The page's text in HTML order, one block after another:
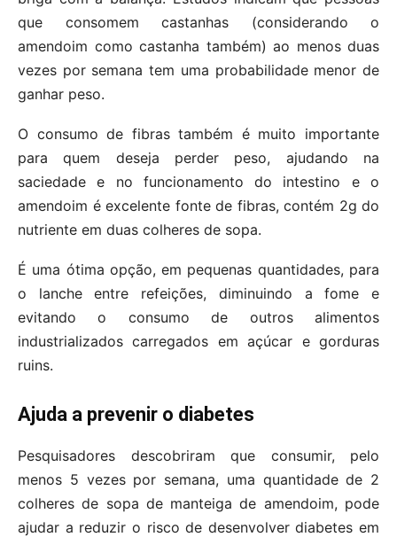
que consomem castanhas (considerando o
amendoim como castanha também) ao menos duas
vezes por semana tem uma probabilidade menor de
ganhar peso.
O consumo de fibras também é muito importante
para quem deseja perder peso, ajudando na
saciedade e no funcionamento do intestino e o
amendoim é excelente fonte de fibras, contém 2g do
nutriente em duas colheres de sopa.
É uma ótima opção, em pequenas quantidades, para
o lanche entre refeições, diminuindo a fome e
evitando o consumo de outros alimentos
industrializados carregados em açúcar e gorduras
ruins.
Ajuda a prevenir o diabetes
Pesquisadores descobriram que consumir, pelo
menos 5 vezes por semana, uma quantidade de 2
colheres de sopa de manteiga de amendoim, pode
ajudar a reduzir o risco de desenvolver diabetes em